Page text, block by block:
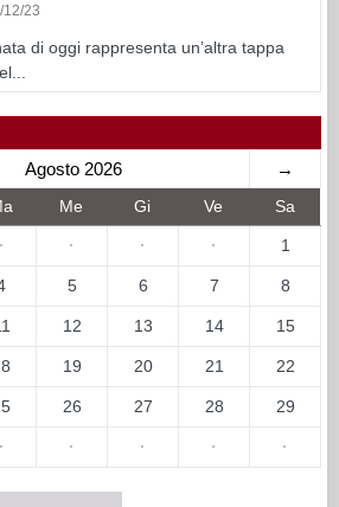
23
di oggi rappresenta un’altra tappa
Agosto 2026 →
Me Gi Ve Sa
· · · · 1
5 6 7 8
12 13 14 15
19 20 21 22
26 27 28 29
· · · · ·